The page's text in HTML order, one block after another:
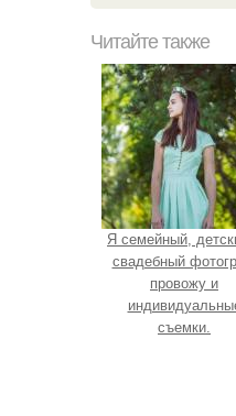
Читайте также
Я семейный,
свадебный
провожу и
съемки.